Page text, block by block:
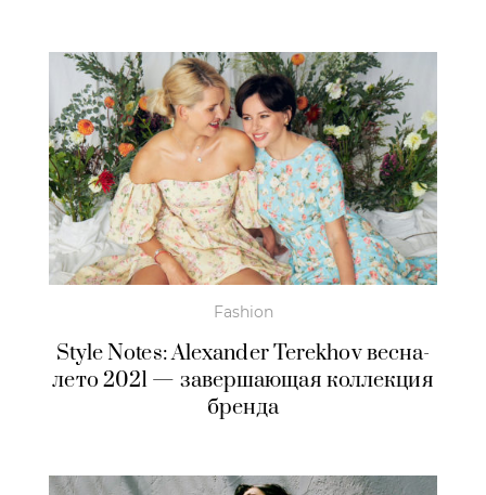
Fashion
Style Notes: Alexander Terekhov весна-
лето 2021 — завершающая коллекция
бренда